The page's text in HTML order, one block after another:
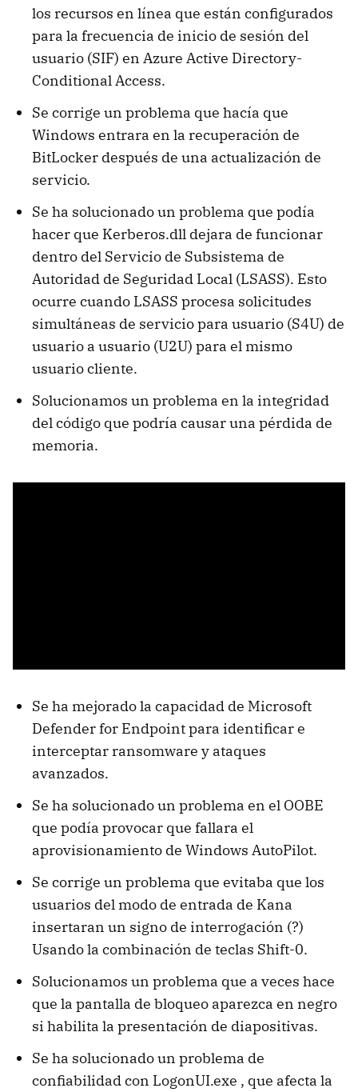
los recursos en línea que están configurados
para la frecuencia de inicio de sesión del
usuario (SIF) en Azure Active Directory-
Conditional Access.
Se corrige un problema que hacía que
Windows entrara en la recuperación de
BitLocker después de una actualización de
servicio.
Se ha solucionado un problema que podía
hacer que Kerberos.dll dejara de funcionar
dentro del Servicio de Subsistema de
Autoridad de Seguridad Local (LSASS). Esto
ocurre cuando LSASS procesa solicitudes
simultáneas de servicio para usuario (S4U) de
usuario a usuario (U2U) para el mismo
usuario cliente.
Solucionamos un problema en la integridad
del código que podría causar una pérdida de
memoria.
Se ha mejorado la capacidad de Microsoft
Defender for Endpoint para identificar e
interceptar ransomware y ataques
avanzados.
Se ha solucionado un problema en el OOBE
que podía provocar que fallara el
aprovisionamiento de Windows AutoPilot.
Se corrige un problema que evitaba que los
usuarios del modo de entrada de Kana
insertaran un signo de interrogación (?)
Usando la combinación de teclas Shift-0.
Solucionamos un problema que a veces hace
que la pantalla de bloqueo aparezca en negro
si habilita la presentación de diapositivas.
Se ha solucionado un problema de
confiabilidad con LogonUI.exe , que afecta la